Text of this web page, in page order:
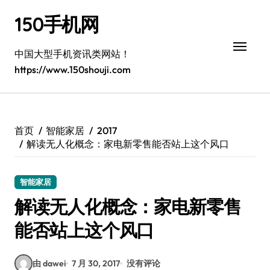
150手机网
中国大型手机资讯类网站！
https://www.150shouji.com
首页 智能家居
2017
解读无人化概念：家电新零售能否站上这个风口
智能家居
解读无人化概念：家电新零售
能否站上这个风口
由 dawei 7 月 30, 2017 没有评论